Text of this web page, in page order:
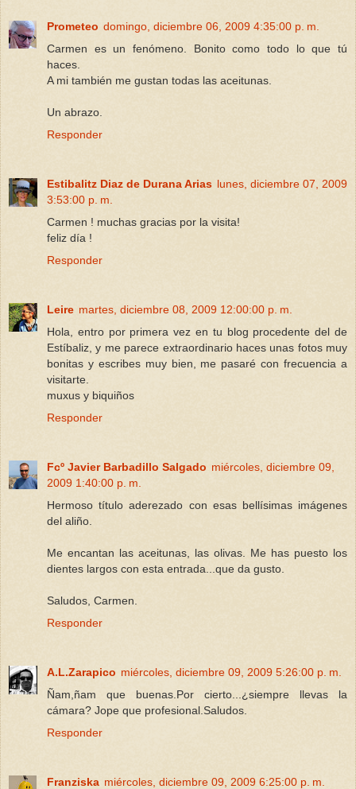
Prometeo domingo, diciembre 06, 2009 4:35:00 p. m.
Carmen es un fenómeno. Bonito como todo lo que tú
haces.
A mi también me gustan todas las aceitunas.
Un abrazo.
Responder
Estibalitz Diaz de Durana Arias lunes, diciembre 07, 2009
3:53:00 p. m.
Carmen ! muchas gracias por la visita!
feliz día !
Responder
Leire martes, diciembre 08, 2009 12:00:00 p. m.
Hola, entro por primera vez en tu blog procedente del de
Estíbaliz, y me parece extraordinario haces unas fotos muy
bonitas y escribes muy bien, me pasaré con frecuencia a
visitarte.
muxus y biquiños
Responder
Fcº Javier Barbadillo Salgado miércoles, diciembre 09,
2009 1:40:00 p. m.
Hermoso título aderezado con esas bellísimas imágenes
del aliño.
Me encantan las aceitunas, las olivas. Me has puesto los
dientes largos con esta entrada...que da gusto.
Saludos, Carmen.
Responder
A.L.Zarapico miércoles, diciembre 09, 2009 5:26:00 p. m.
Ñam,ñam que buenas.Por cierto...¿siempre llevas la
cámara? Jope que profesional.Saludos.
Responder
Franziska miércoles, diciembre 09, 2009 6:25:00 p. m.